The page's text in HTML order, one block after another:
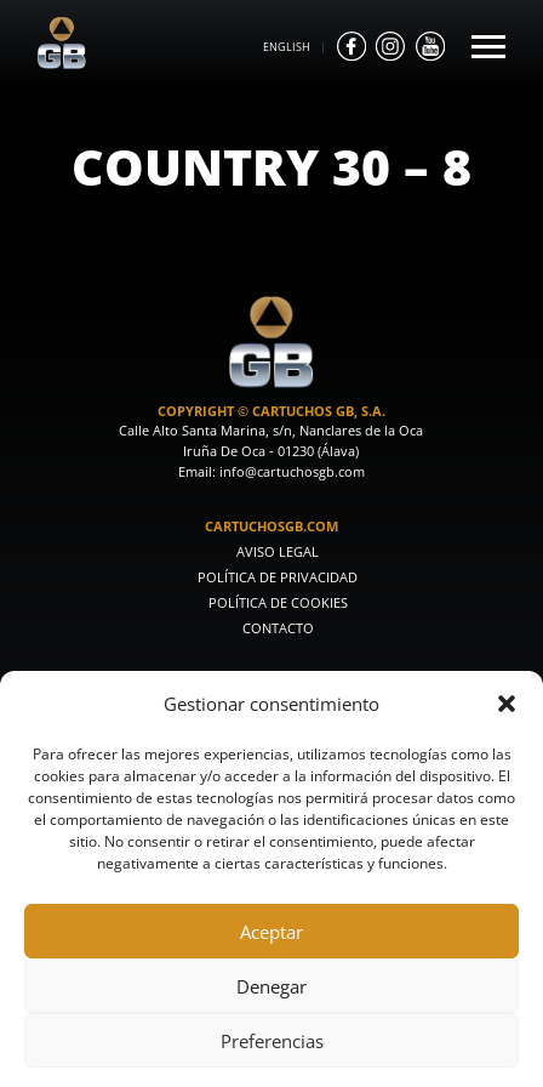
Gestionar consentimiento
Para ofrecer las mejores experiencias, utilizamos tecnologías como las
cookies para almacenar y/o acceder a la información del dispositivo. El
consentimiento de estas tecnologías nos permitirá procesar datos como
el comportamiento de navegación o las identificaciones únicas en este
sitio. No consentir o retirar el consentimiento, puede afectar
negativamente a ciertas características y funciones.
Aceptar
Denegar
Preferencias
ENGLISH |
COUNTRY 30 – 8
COPYRIGHT © CARTUCHOS GB, S.A.
Calle Alto Santa Marina, s/n, Nanclares de la Oca
Iruña De Oca - 01230 (Álava)
Email: info@cartuchosgb.com
CARTUCHOSGB.COM
AVISO LEGAL
POLÍTICA DE PRIVACIDAD
POLÍTICA DE COOKIES
CONTACTO
PREMIUM CAZA
CAZA CLÁSICA
CALIBRES PEQUEÑOS
BALAS Y POSTAS
CAZA ACERO
CAZA SIN PLOMO
RECORRIDOS DE CAZA Y COMPACK
ALTA COMPETICIÓN
ACERO